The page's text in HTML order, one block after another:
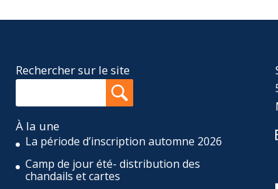
Rechercher sur le site
À la une
La période d’inscription automne 2026
Camp de jour été- distribution des
chandails et cartes